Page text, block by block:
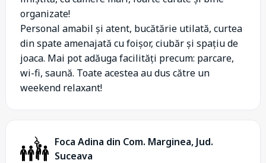
organizate!
Personal amabil și atent, bucătărie utilată, curtea
din spate amenajată cu foișor, ciubăr și spațiu de
joaca. Mai pot adăuga facilități precum: parcare,
wi-fi, saună. Toate acestea au dus către un
weekend relaxant!
Foca Adina din Com. Marginea, Jud.
Suceava